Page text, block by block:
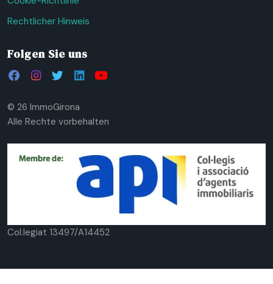
Rechtlicher Hinweis
Folgen Sie uns
© 26 ImmoGirona
Alle Rechte vorbehalten
Col.legiat 13497/A14452